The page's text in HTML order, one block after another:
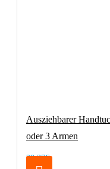
Ausziehbarer
oder 3 Armen
29,37€